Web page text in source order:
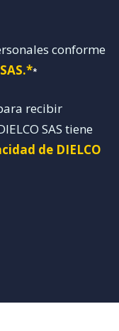
conforme
*
recibir
SAS tiene
de DIELCO